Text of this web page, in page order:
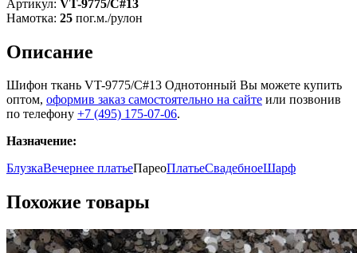
Артикул: VT-9775/C#13
Намотка: 25 пог.м./рулон
Описание
Шифон ткань VT-9775/C#13 Однотонный Вы можете купить
оптом, оформив заказ самостоятельно на сайте или позвонив
по телефону +7 (495) 175-07-06.
Назначение:
БлузкаВечернее платьеПареоПлатьеСвадебноеШарф
Похожие товары